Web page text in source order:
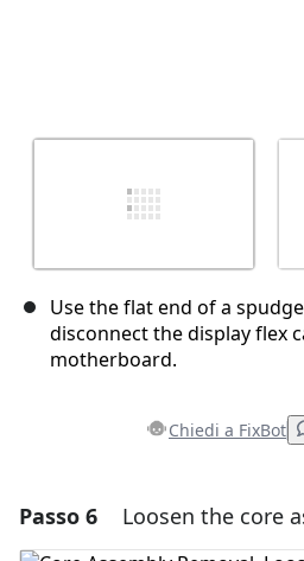
Use the flat end of a
disconnect the display flex
motherboard.
Chiedi a FixBot
Aggiungi un
Passo 6 Loosen the core